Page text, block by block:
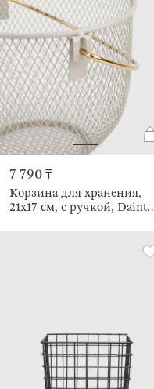
7 790 ₸
Корзина для хранения,
21х17 см, с ручкой, Dainty